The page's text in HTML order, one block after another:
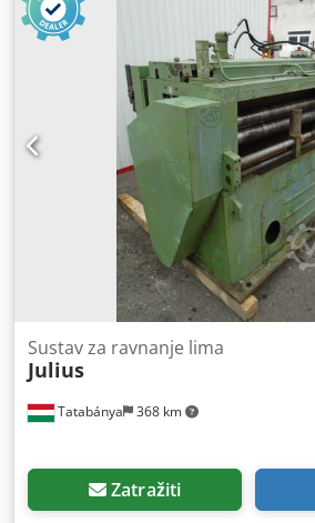
Tatabánya 368 km
Sustav za ravnanje lima
Julius
Zatražiti